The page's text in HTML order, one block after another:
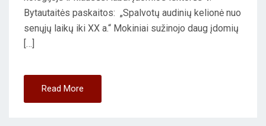
Bytautaitės paskaitos: „Spalvotų audinių kelionė nuo
senųjų laikų iki XX a.“ Mokiniai sužinojo daug įdomių
[…]
Read More